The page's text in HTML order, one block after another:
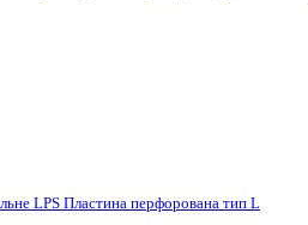
LPS Пластина перфорована тип L